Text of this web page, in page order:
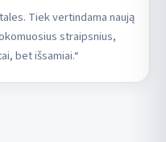
Tiek vertindama naują
straipsnius,
bet išsamiai.“